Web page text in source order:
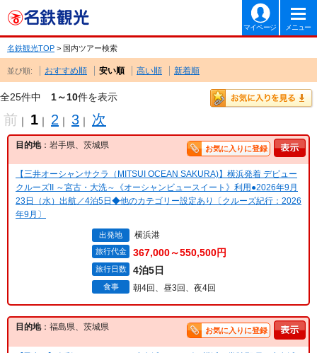
マイページ メニュー
名鉄観光TOP > 国内ツアー検索
並び順: おすすめ順 安い順 高い順 新着順
全25件中 1～10件を表示
前 ｜ 1 ｜ 2 ｜ 3 ｜ 次
目的地：岩手県、茨城県 お気に入りに登録
【三井オーシャンサクラ（MITSUI OCEAN SAKURA)】横浜発着 デビュー
クルーズII ～宮古・大洗～《オーシャンビュースイート》利用●2026年9月
23日（水）出航／4泊5日◆他のカテゴリー設定あり〔クルーズ紀行：2026
年9月〕
出発地 横浜港
旅行代金 367,000～550,500円
旅行日数 4泊5日
食事 朝4回、昼3回、夜4回
目的地：福島県、茨城県 お気に入りに登録